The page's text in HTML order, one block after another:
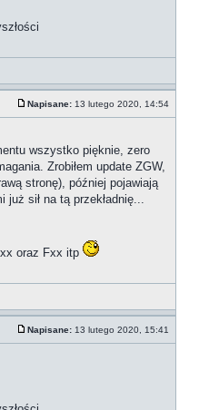
Napisane: 13 lutego 2020, 14:54
wszystko pięknie, zero
Zrobiłem update ZGW,
stronę), później pojawiają
sił na tą przekładnię...
oraz Fxx itp
Napisane: 13 lutego 2020, 15:41